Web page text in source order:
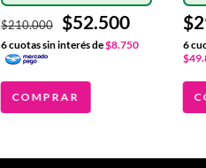
$210.000 $52.500
6cuotas sin interés de$8.750
COMPRAR
6